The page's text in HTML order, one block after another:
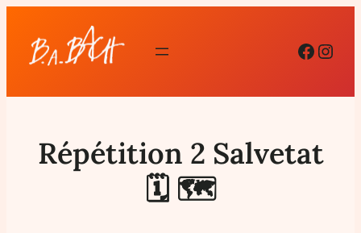
Répétition 2 Salvetat
🗓 🗺